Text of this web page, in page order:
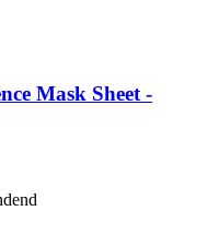
Mask Sheet -​